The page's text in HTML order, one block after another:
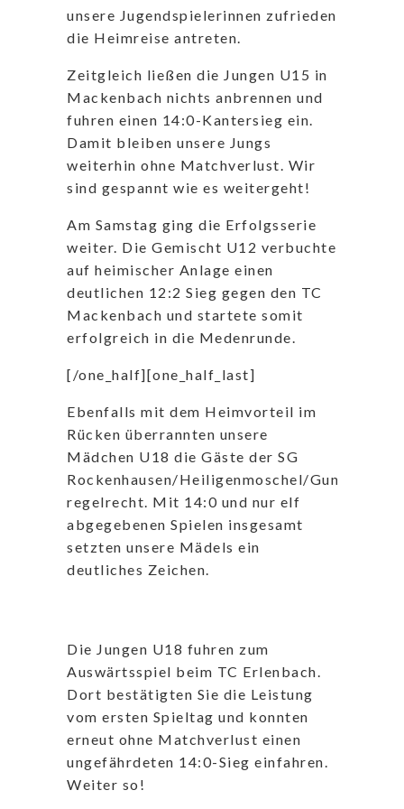
unsere Jugendspielerinnen zufrieden
die Heimreise antreten.
Zeitgleich ließen die Jungen U15 in
Mackenbach nichts anbrennen und
fuhren einen 14:0-Kantersieg ein.
Damit bleiben unsere Jungs
weiterhin ohne Matchverlust. Wir
sind gespannt wie es weitergeht!
Am Samstag ging die Erfolgsserie
weiter. Die Gemischt U12 verbuchte
auf heimischer Anlage einen
deutlichen 12:2 Sieg gegen den TC
Mackenbach und startete somit
erfolgreich in die Medenrunde.
[/one_half][one_half_last]
Ebenfalls mit dem Heimvorteil im
Rücken überrannten unsere
Mädchen U18 die Gäste der SG
Rockenhausen/Heiligenmoschel/
regelrecht. Mit 14:0 und nur elf
abgegebenen Spielen insgesamt
setzten unsere Mädels ein
deutliches Zeichen.
Die Jungen U18 fuhren zum
Auswärtsspiel beim TC Erlenbach.
Dort bestätigten Sie die Leistung
vom ersten Spieltag und konnten
erneut ohne Matchverlust einen
ungefährdeten 14:0-Sieg einfahren.
Weiter so!